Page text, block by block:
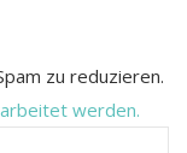
zu reduzieren.
werden.